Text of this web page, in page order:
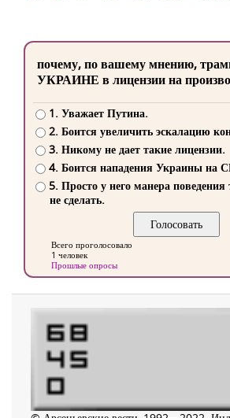
почему, по вашему мнению,
УКРАИНЕ в лицензии на
1. Уважает Путина.
2. Боится увеличить эскалацию
3. Никому не дает такие лицензии.
4. Боится нападения Украины на
5. Просто у него манера
не сделать.
Всего проголосовало
1 человек
Прошлые опросы